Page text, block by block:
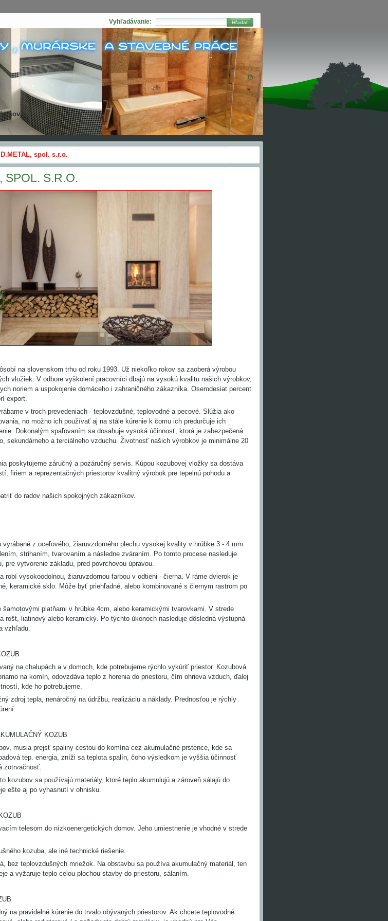
spol. s.r.o.
SPOL. S.R.O.
na slovenskom trhu od roku 1993. Už niekoľko rokov sa zaoberá výrobou
vložiek. V odbore vyškolení pracovníci dbajú na vysokú kvalitu našich výrobkov,
noriem a uspokojenie domáceho i zahraničného zákazníka. Osemdesiat percent
export.
v troch prevedeniach - teplovzdušné, teplovodné a pecové. Slúžia ako
no možno ich používať aj na stále kúrenie k čomu ich predurčuje ich
Dokonalým spaľovaním sa dosahuje vysoká účinnosť, ktorá je zabezpečená
sekundárneho a terciálneho vzduchu. Životnosť našich výrobkov je minimálne 20
poskytujeme záručný a pozáručný servis. Kúpou kozubovej vložky sa dostáva
firiem a reprezentačných priestorov kvalitný výrobok pre tepelnú pohodu a
do radov našich spokojných zákazníkov.
vyrábané z oceľového, žiaruvzdorného plechu vysokej kvality v hrúbke 3 - 4 mm.
strihaním, tvarovaním a následne zváraním. Po tomto procese nasleduje
pre vytvorenie základu, pred povrchovou úpravou.
robí vysokoodolnou, žiaruvzdornou farbou v odtieni - čierna. V ráme dvierok je
keramické sklo. Môže byť priehľadné, alebo kombinované s čiernym rastrom po
šamotovými platňami v hrúbke 4cm, alebo keramickými tvarovkami. V strede
rošt, liatinový alebo keramický. Po týchto úkonoch nasleduje dôsledná výstupná
vzhľadu.
na chalupách a v domoch, kde potrebujeme rýchlo vykúriť priestor. Kozubová
na komín, odovzdáva teplo z horenia do priestoru, čím ohrieva vzduch, ďalej
kde ho potrebujeme.
zdroj tepla, nenáročný na údržbu, realizáciu a náklady. Prednosťou je rýchly
KOZUB
musia prejsť spaliny cestou do komína cez akumulačné prstence, kde sa
tep. energia, zníži sa teplota spalín, čoho výsledkom je vyššia účinnosť
zotrvačnosť.
kozubov sa používajú materiály, ktoré teplo akumulujú a zároveň sálajú do
ešte aj po vyhasnutí v ohnisku.
telesom do nízkoenergetických domov. Jeho umiestnenie je vhodné v strede
kozuba, ale iné technické riešenie.
bez teplovzdušných mriežok. Na obstavbu sa používa akumulačný materiál, ten
a vyžaruje teplo celou plochou stavby do priestoru, sálaním.
na pravidelné kúrenie do trvalo obývaných priestorov. Ak chcete teplovodné
Vyhľadávanie: Hľadať